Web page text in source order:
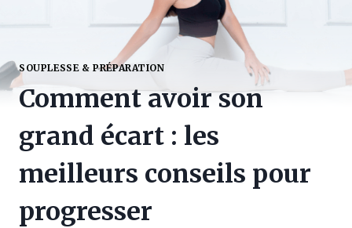
SOUPLESSE & PRÉPARATION
Comment avoir son
grand écart : les
meilleurs conseils pour
progresser